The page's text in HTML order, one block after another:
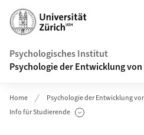
Header
Psychologisches Institut
Psychologie der Entwicklung
Home
Psychologie der Entwicklung
Info für Studierende
Unterseiten anzeigen